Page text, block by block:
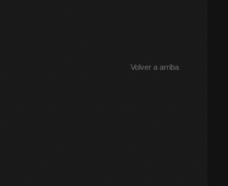
Volver a arriba